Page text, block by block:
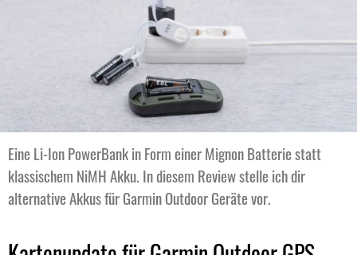
Eine Li-Ion PowerBank in Form einer Mignon Batterie statt
klassischem NiMH Akku. In diesem Review stelle ich dir
alternative Akkus für Garmin Outdoor Geräte vor.